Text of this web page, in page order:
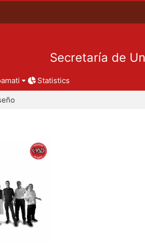
Secretaría de
Statistics